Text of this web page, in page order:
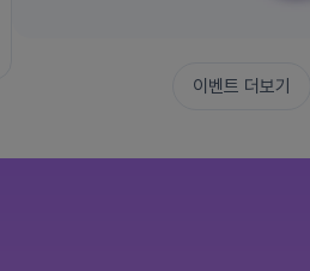
이벤트 더보기